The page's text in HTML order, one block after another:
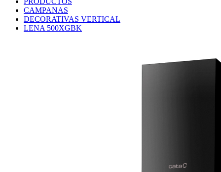
CAMPANAS
DECORATIVAS VERTICAL
LENA 500XGBK